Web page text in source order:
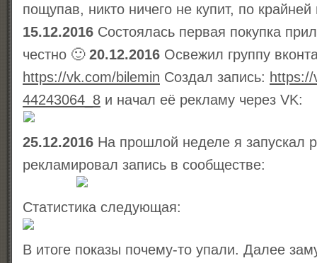
пощупав, никто ничего не купит, по
15.12.2016 Состоялась первая покупка
честно 🙂 20.12.2016 Освежил группу
https://vk.com/bilemin Создал запись: https://
44243064_8 и начал её рекламу через VK:
25.12.2016 На прошлой неделе я запускал
рекламировал запись в сообществе:
Статистика следующая:
В итоге показы почему-то упали. Далее